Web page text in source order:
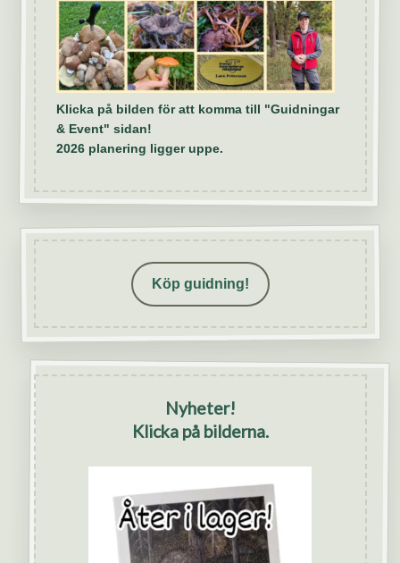
Klicka på bilden för att komma till "Guidningar
& Event" sidan!
2026 planering ligger uppe.
Köp guidning!
Nyheter!
Klicka på bilderna.